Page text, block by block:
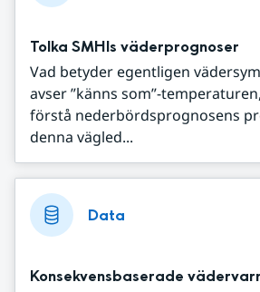
Tolka SMHIs väderprognoser
Vad betyder egentligen
avser ”känns som”-
förstå nederbördsprognosens
denna vägled...
Data
Konsekvensbaserade